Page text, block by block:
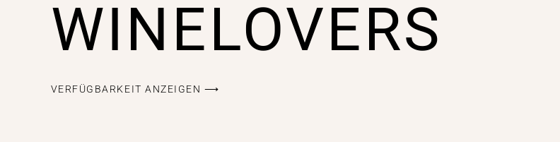
WINELOVERS
VERFÜGBARKEIT ANZEIGEN ⟶